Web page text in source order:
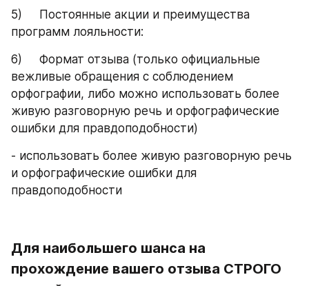
5)     Постоянные акции и преимущества
программ лояльности:
6)     Формат отзыва (только официальные
вежливые обращения с соблюдением
орфографии, либо можно использовать более
живую разговорную речь и орфографические
ошибки для правдоподобности)
- использовать более живую разговорную речь
и орфографические ошибки для
правдоподобности
Для наибольшего шанса на
прохождение вашего отзыва СТРОГО